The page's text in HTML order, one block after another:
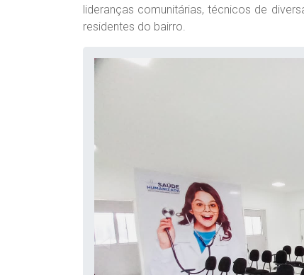
lideranças comunitárias, técnicos de
residentes do bairro.